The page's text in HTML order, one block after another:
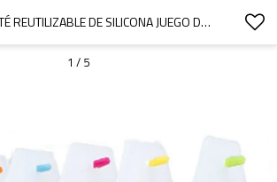
BOLSA DE TÉ REUTILIZABLE DE SILICONA JUEGO DE COLADOR DE INFUSOR DE TÉ DE SILICONA, COLOR PERSONALIZADO, SUMINISTROS PARA LA FIESTA DEL TÉ
1 / 5